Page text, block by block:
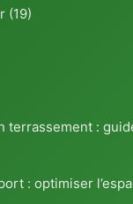
(19)
terrassement :
: optimiser